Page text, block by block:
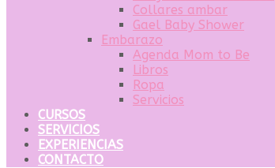
Collares ambar
Gael Baby Shower
Embarazo
Agenda Mom to Be
Libros
Ropa
Servicios
CURSOS
SERVICIOS
EXPERIENCIAS
CONTACTO